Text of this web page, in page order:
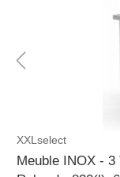
XXLselect
Meuble INOX -